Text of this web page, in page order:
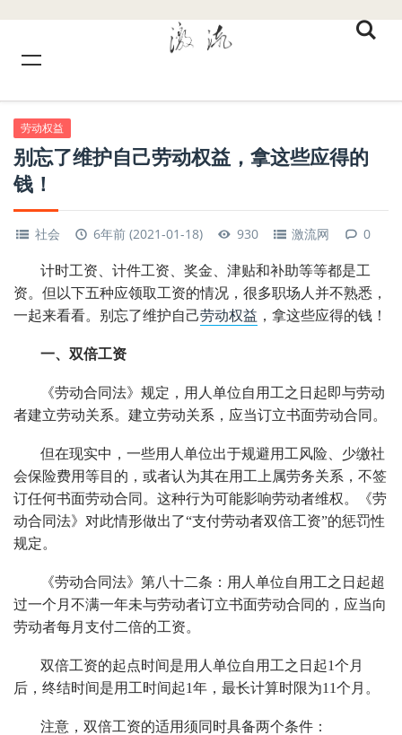
劳动权益
别忘了维护自己劳动权益，拿这些应得的
钱！
社会 6年前 (2021-01-18) 930 激流网 0
计时工资、计件工资、奖金、津贴和补助等等都是工
资。但以下五种应领取工资的情况，很多职场人并不熟悉，
一起来看看。别忘了维护自己劳动权益 ，拿这些应得的钱！
一、双倍工资
《劳动合同法》规定，用人单位自用工之日起即与劳动
者建立劳动关系。建立劳动关系，应当订立书面劳动合同。
但在现实中，一些用人单位出于规避用工风险、少缴社
会保险费用等目的，或者认为其在用工上属劳务关系，不签
订任何书面劳动合同。这种行为可能影响劳动者维权。《劳
动合同法》对此情形做出了“支付劳动者双倍工资”的惩罚性
规定。
《劳动合同法》第八十二条：用人单位自用工之日起超
过一个月不满一年未与劳动者订立书面劳动合同的，应当向
劳动者每月支付二倍的工资。
双倍工资的起点时间是用人单位自用工之日起1个月
后，终结时间是用工时间起1年，最长计算时限为11个月。
注意，双倍工资的适用须同时具备两个条件：